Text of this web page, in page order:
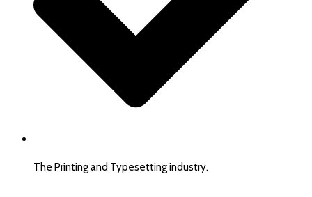
The Printing and Typesetting industry.